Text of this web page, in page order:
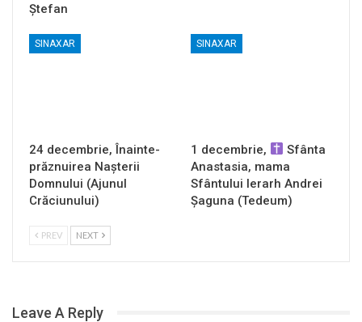
Ștefan
SINAXAR
24 decembrie, Înainte-
prăznuirea Naşterii
Domnului (Ajunul
Crăciunului)
SINAXAR
1 decembrie,
Sfânta
Anastasia, mama
Sfântului Ierarh Andrei
Șaguna (Tedeum)
PREV NEXT
Leave A Reply